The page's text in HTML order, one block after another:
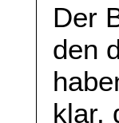
Der
den
klar,